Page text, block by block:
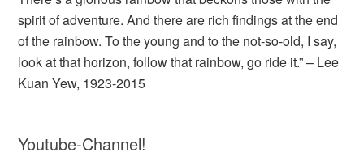
spirit of adventure. And there are rich findings at the end
of the rainbow. To the young and to the not-so-old, I say,
look at that horizon, follow that rainbow, go ride it.” – Lee
Kuan Yew, 1923-2015
Youtube-Channel!